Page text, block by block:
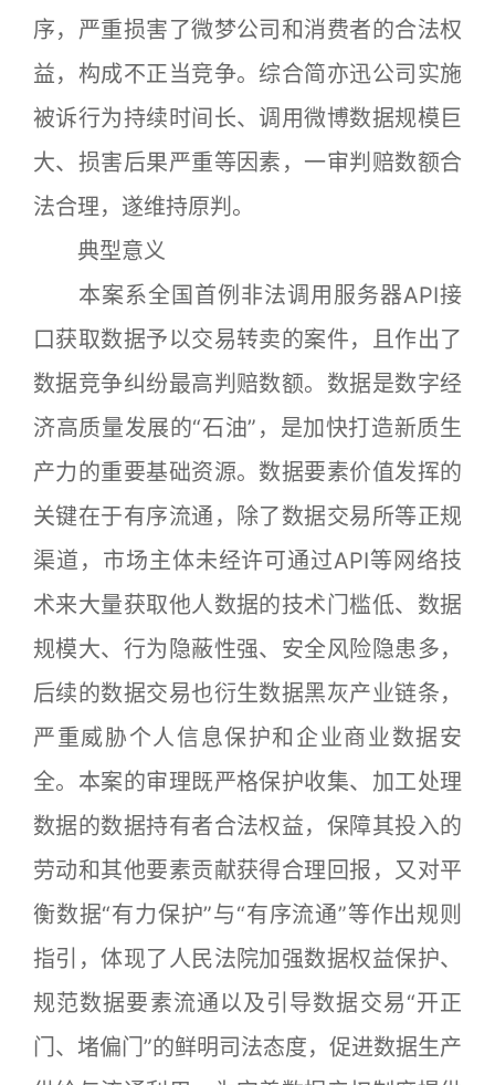
序，严重损害了微梦公司和消费者的合法权
益，构成不正当竞争。综合简亦迅公司实施
被诉行为持续时间长、调用微博数据规模巨
大、损害后果严重等因素，一审判赔数额合
法合理，遂维持原判。
典型意义
本案系全国首例非法调用服务器API接
口获取数据予以交易转卖的案件，且作出了
数据竞争纠纷最高判赔数额。数据是数字经
济高质量发展的“石油”，是加快打造新质生
产力的重要基础资源。数据要素价值发挥的
关键在于有序流通，除了数据交易所等正规
渠道，市场主体未经许可通过API等网络技
术来大量获取他人数据的技术门槛低、数据
规模大、行为隐蔽性强、安全风险隐患多，
后续的数据交易也衍生数据黑灰产业链条，
严重威胁个人信息保护和企业商业数据安
全。本案的审理既严格保护收集、加工处理
数据的数据持有者合法权益，保障其投入的
劳动和其他要素贡献获得合理回报，又对平
衡数据“有力保护”与“有序流通”等作出规则
指引，体现了人民法院加强数据权益保护、
规范数据要素流通以及引导数据交易“开正
门、堵偏门”的鲜明司法态度，促进数据生产